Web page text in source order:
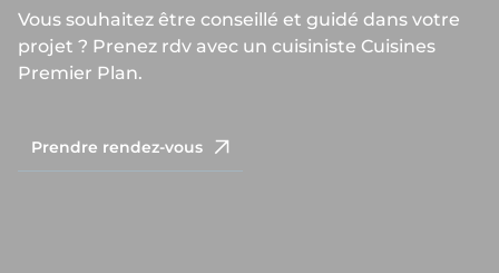
Vous souhaitez être conseillé et guidé dans votre
projet ? Prenez rdv avec un cuisiniste Cuisines
Premier Plan.
Prendre rendez-vous